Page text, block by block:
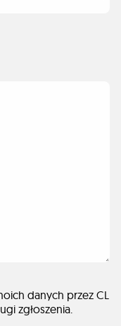
danych przez CL
zgłoszenia.